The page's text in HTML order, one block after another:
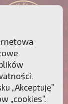
.
„Akceptuję”
„cookies”.